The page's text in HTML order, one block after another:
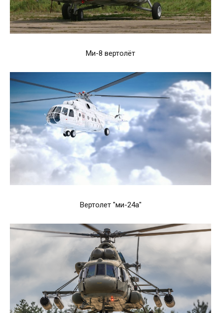
Ми-8 вертолёт
Вертолет "ми-24а"